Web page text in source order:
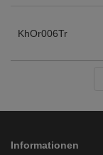
KhOr006Tr
Informationen